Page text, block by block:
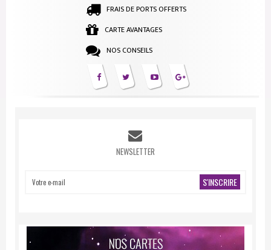
FRAIS DE PORTS OFFERTS
CARTE AVANTAGES
NOS CONSEILS
NEWSLETTER
S'INSCRIRE